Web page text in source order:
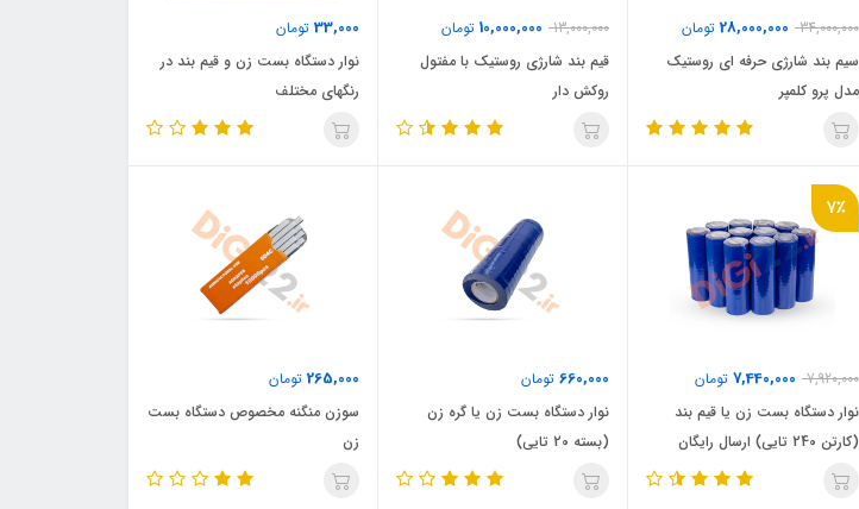
34,000,000
28,000,000 تومان
سیم بند شارژی حرفه ای روستیک
مدل پرو کلمپر
13,000,000
10,000,000 تومان
قیم بند شارژی روستیک با مفتول
روکش دار
33,000 تومان
نوار دستگاه بست زن و قیم بند در
رنگهای مختلف
7٪
7,920,000
7,440,000 تومان
نوار دستگاه بست زن یا قیم بند
(کارتن 240 تایی) ارسال رایگان
660,000 تومان
نوار دستگاه بست زن یا گره زن
(بسته 20 تایی)
265,000 تومان
سوزن منگنه مخصوص دستگاه بست
زن